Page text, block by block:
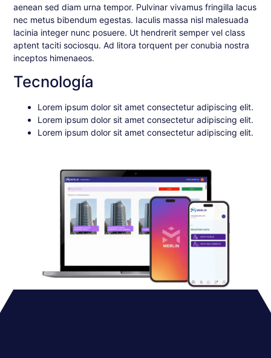
aenean sed diam urna tempor. Pulvinar vivamus fringilla lacus
nec metus bibendum egestas. Iaculis massa nisl malesuada
lacinia integer nunc posuere. Ut hendrerit semper vel class
aptent taciti sociosqu. Ad litora torquent per conubia nostra
inceptos himenaeos.
Tecnología
Lorem ipsum dolor sit amet consectetur adipiscing elit.
Lorem ipsum dolor sit amet consectetur adipiscing elit.
Lorem ipsum dolor sit amet consectetur adipiscing elit.